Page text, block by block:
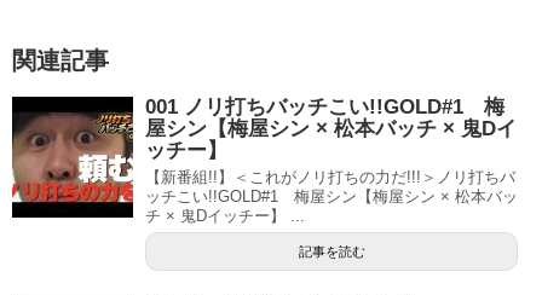
関連記事
001 ノリ打ちバッチこい!!GOLD#1 梅
屋シン【梅屋シン × 松本バッチ × 鬼Dイ
ッチー】
【新番組!!】＜これがノリ打ちの力だ!!!＞ノリ打ちバ
ッチこい!!GOLD#1 梅屋シン【梅屋シン × 松本バッ
チ × 鬼Dイッチー】 ...
記事を読む